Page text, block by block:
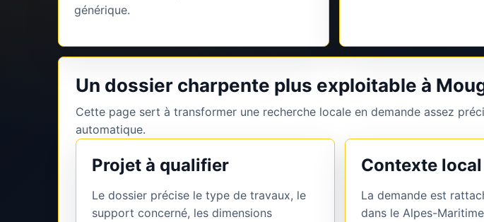
générique.
Un dossier charpente plus exploitable à
Cette page sert à transformer une recherche locale en demande assez
automatique.
Projet à qualifier
Le dossier précise le type de travaux, le
support concerné, les dimensions
Contexte local
La demande est
dans le Alpes-